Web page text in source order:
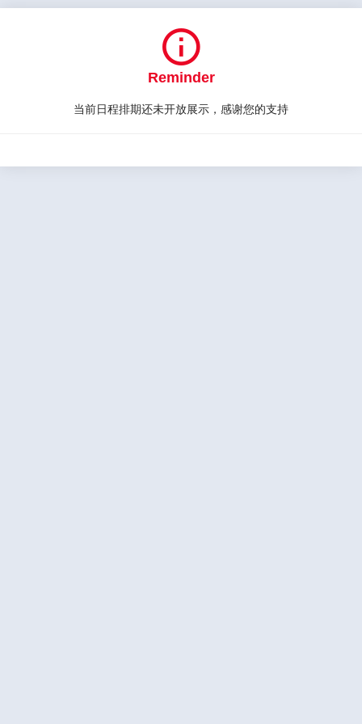

Reminder
当前日程排期还未开放展示，感谢您的支持